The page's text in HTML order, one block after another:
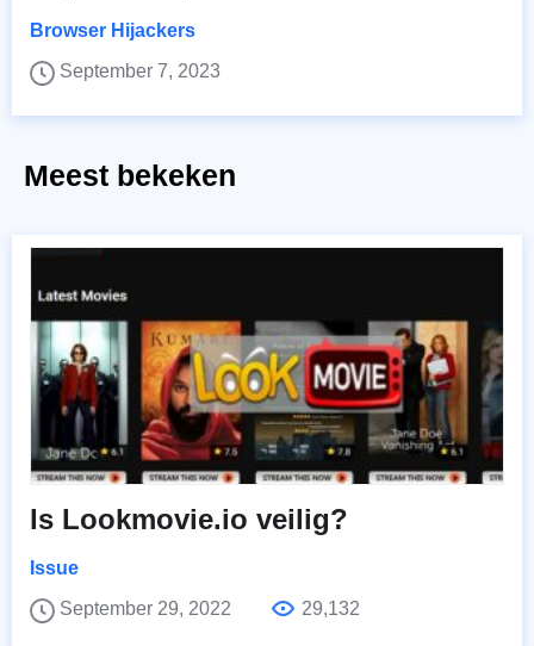
Browser Hijackers
September 7, 2023
Meest bekeken
Is Lookmovie.io veilig?
Issue
September 29, 2022
29,132